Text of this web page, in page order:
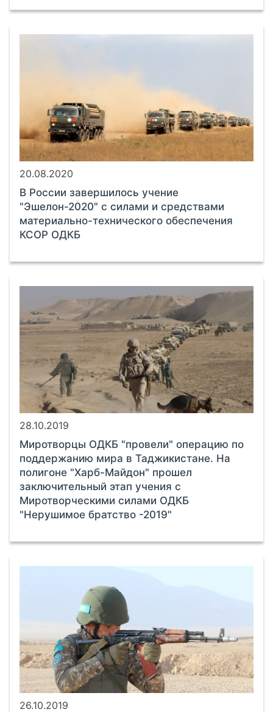
20.08.2020
В России завершилось учение
"Эшелон-2020" с силами и средствами
материально-технического обеспечения
КСОР ОДКБ
28.10.2019
Миротворцы ОДКБ "провели" операцию по
поддержанию мира в Таджикистане. На
полигоне "Харб-Майдон" прошел
заключительный этап учения с
Миротворческими силами ОДКБ
"Нерушимое братство -2019"
26.10.2019